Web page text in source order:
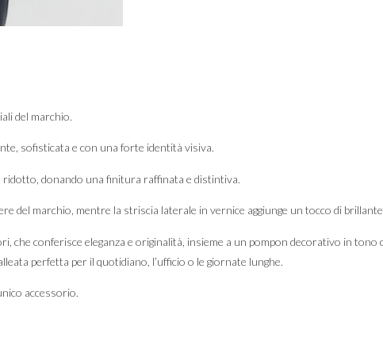
del marchio.
sofisticata e con una forte identità visiva.
ridotto, donando una finitura raffinata e distintiva.
del marchio, mentre la striscia laterale in vernice aggiunge un tocco di
conferisce eleganza e originalità, insieme a un pompon decorativo in tono
perfetta per il quotidiano, l’ufficio o le giornate lunghe.
accessorio.